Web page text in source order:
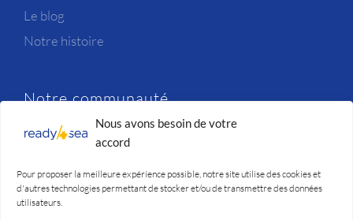
Nous avons besoin de votre
accord
Pour proposer la meilleure expérience possible, notre site utilise des cookies et
d'autres technologies permettant de stocker et/ou de transmettre des données
utilisateurs.
Le blog
Notre histoire
Notre communauté
Newsletter
Nous contacter